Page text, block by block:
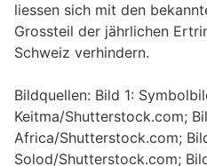
liessen sich mit den
Grossteil der jährlichen
Schweiz verhindern.
Bildquellen: Bild 1:
Keitma/Shutterstock.com;
Africa/Shutterstock.com;
Solod/Shutterstock.com;